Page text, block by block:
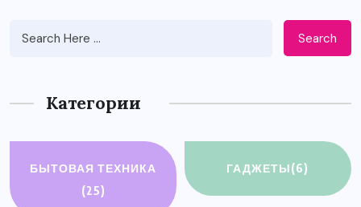
Search
Категории
БЫТОВАЯ ТЕХНИКА
(25)
ГАДЖЕТЫ(6)